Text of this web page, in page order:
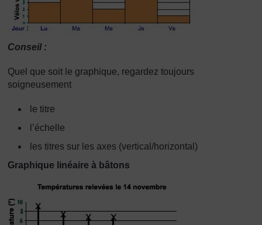
Conseil :
Quel que soit le graphique, regardez toujours
soigneusement
le titre
l’échelle
les titres sur les axes (vertical/horizontal)
Graphique linéaire à bâtons